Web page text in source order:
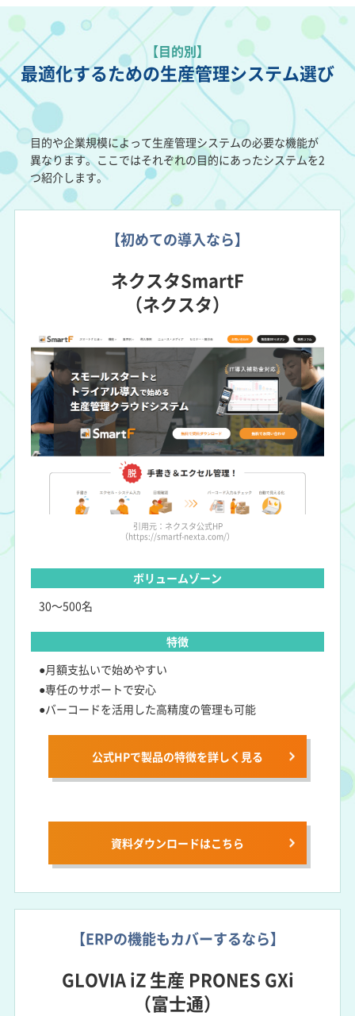
【目的別】
最適化するための生産管理システム選び
目的や企業規模によって生産管理システムの必要な機能が
異なります。ここではそれぞれの目的にあったシステムを2
つ紹介します。
【初めての導入なら】
ネクスタSmartF
（ネクスタ）
引用元：ネクスタ公式HP
（https://smartf-nexta.com/）
ボリュームゾーン
30～500名
特徴
●月額支払いで始めやすい
●専任のサポートで安心
●バーコードを活用した高精度の管理も可能
公式HPで製品の特徴を詳しく見る
資料ダウンロードはこちら
【ERPの機能もカバーするなら】
GLOVIA iZ 生産 PRONES GXi
（富士通）